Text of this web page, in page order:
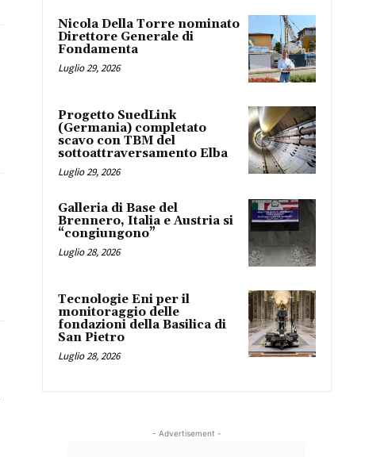
Nicola Della Torre nominato
Direttore Generale di
Fondamenta
Luglio 29, 2026
Progetto SuedLink
(Germania) completato
scavo con TBM del
sottoattraversamento Elba
Luglio 29, 2026
Galleria di Base del
Brennero, Italia e Austria si
“congiungono”
Luglio 28, 2026
Tecnologie Eni per il
monitoraggio delle
fondazioni della Basilica di
San Pietro
Luglio 28, 2026
- Advertisement -